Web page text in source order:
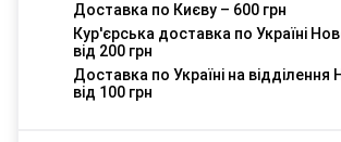
Доставка по Києву – 600 грн
Кур'єрська доставка по Україні
від 200 грн
Доставка по Україні на
від 100 грн